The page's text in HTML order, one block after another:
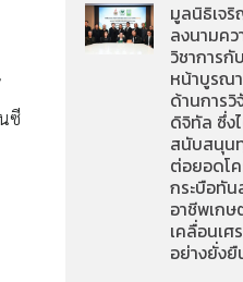
ซี
มูลนิธิเจ
ลงนามค
วิชาการกั
หน้าบูรณ
ด้านการวิ
ดิจิทัล ซึ่ง
สนับสนุน
ต่อยอดโ
กระบือทั
อาชีพเกษ
เคลื่อนเศ
อย่างยั่งยื